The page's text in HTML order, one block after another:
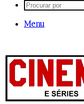
Menu